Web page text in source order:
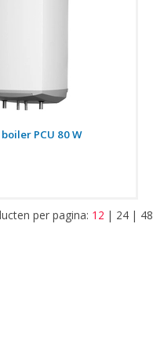
PCU 80 W
per pagina: 12 | 24 | 48